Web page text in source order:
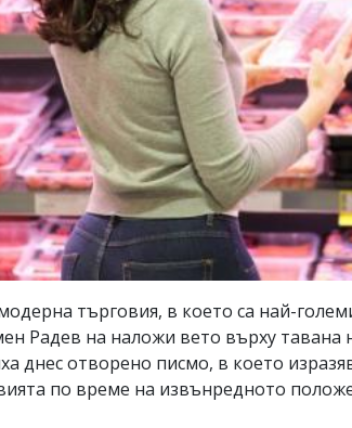
търговия, в което са най-
Радев на наложи вето върху тавана
днес отворено писмо, в което
по време на извънредното